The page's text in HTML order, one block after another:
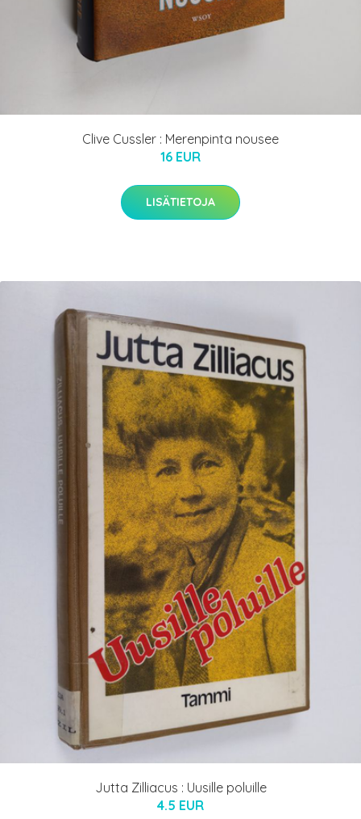
Clive Cussler : Merenpinta nousee
16 EUR
LISÄTIETOJA
Jutta Zilliacus : Uusille poluille
4.5 EUR